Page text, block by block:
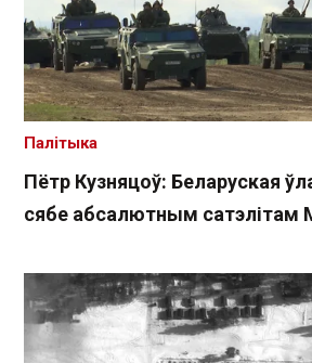
Пётр Кузняцоў: Беларуская
сябе абсалютным сатэлітам
Палітыка